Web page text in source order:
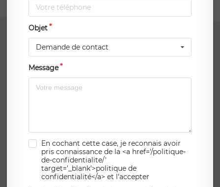
Objet
Demande de contact
Message
En cochant cette case, je reconnais avoir
pris connaissance de la <a href='/politique-
de-confidentialite/'
target='_blank'>politique de
confidentialité</a> et l'accepter